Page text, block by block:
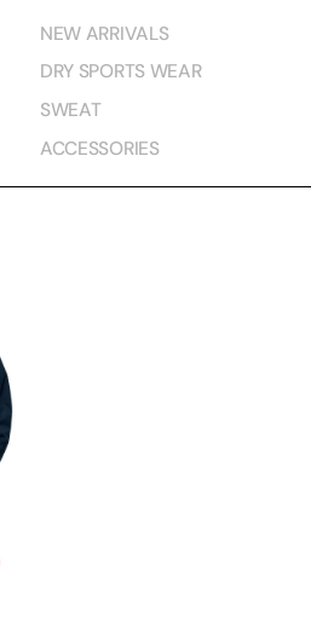
NEW ARRIVALS
DRY SPORTS WEAR
SWEAT
ACCESSORIES